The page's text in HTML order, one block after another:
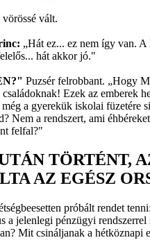
vörössé vált.
„Hát ez... ez nem így van.
hát akkor jó."
Puzsér felrobbant. „Hogy
Ezek az emberek
a gyerekük iskolai füzetére
Nem a rendszert, ami
felfal?"
TÖRTÉNT,
AZ EGÉSZ
próbált rendet
a jelenlegi pénzügyi rendszerrel
Mit csináljanak a hétköznapi